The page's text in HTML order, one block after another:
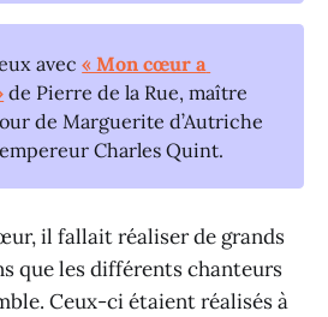
avec« Mon cœur a
de Pierre de la Rue, maître
de Marguerite d’Autriche
Charles Quint.
il fallait réaliser de grands
que les différents chanteurs
Ceux-ci étaient réalisés à